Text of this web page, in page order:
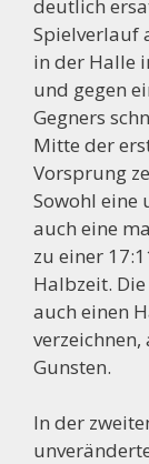
deutlich
Spielverlauf
in der Halle
und gegen
Gegners
Mitte der
Vorsprung
Sowohl eine
auch eine
zu einer
Halbzeit.
auch einen
Gunsten.
In der